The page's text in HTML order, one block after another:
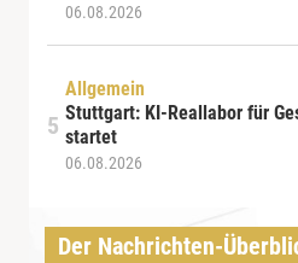
06.08.2026
Allgemein
Stuttgart: KI-Reallabor für
startet
06.08.2026
Der Nachrichten-